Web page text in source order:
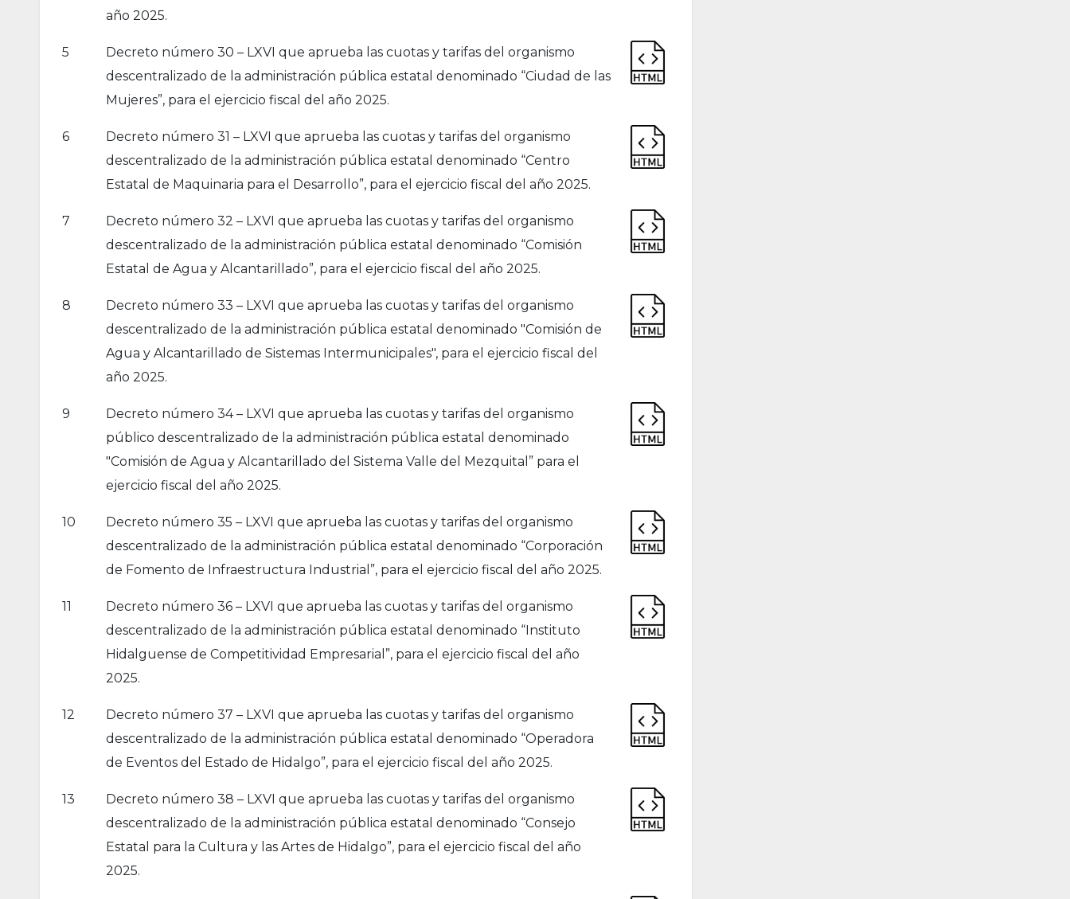
año 2025.
5
Decreto número 30 – LXVI que aprueba las cuotas y tarifas del organismo
descentralizado de la administración pública estatal denominado “Ciudad de las
Mujeres”, para el ejercicio fiscal del año 2025.
6
Decreto número 31 – LXVI que aprueba las cuotas y tarifas del organismo
descentralizado de la administración pública estatal denominado “Centro
Estatal de Maquinaria para el Desarrollo”, para el ejercicio fiscal del año 2025.
7
Decreto número 32 – LXVI que aprueba las cuotas y tarifas del organismo
descentralizado de la administración pública estatal denominado “Comisión
Estatal de Agua y Alcantarillado”, para el ejercicio fiscal del año 2025.
8
Decreto número 33 – LXVI que aprueba las cuotas y tarifas del organismo
descentralizado de la administración pública estatal denominado "Comisión de
Agua y Alcantarillado de Sistemas Intermunicipales", para el ejercicio fiscal del
año 2025.
9
Decreto número 34 – LXVI que aprueba las cuotas y tarifas del organismo
público descentralizado de la administración pública estatal denominado
"Comisión de Agua y Alcantarillado del Sistema Valle del Mezquital” para el
ejercicio fiscal del año 2025.
10
Decreto número 35 – LXVI que aprueba las cuotas y tarifas del organismo
descentralizado de la administración pública estatal denominado “Corporación
de Fomento de Infraestructura Industrial”, para el ejercicio fiscal del año 2025.
11
Decreto número 36 – LXVI que aprueba las cuotas y tarifas del organismo
descentralizado de la administración pública estatal denominado “Instituto
Hidalguense de Competitividad Empresarial”, para el ejercicio fiscal del año
2025.
12
Decreto número 37 – LXVI que aprueba las cuotas y tarifas del organismo
descentralizado de la administración pública estatal denominado “Operadora
de Eventos del Estado de Hidalgo”, para el ejercicio fiscal del año 2025.
13
Decreto número 38 – LXVI que aprueba las cuotas y tarifas del organismo
descentralizado de la administración pública estatal denominado “Consejo
Estatal para la Cultura y las Artes de Hidalgo”, para el ejercicio fiscal del año
2025.